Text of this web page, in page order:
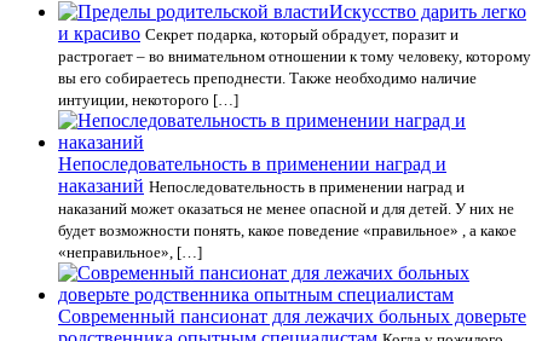
Искусство дарить легко
и красиво Секрет подарка, который обрадует, поразит и
растрогает – во внимательном отношении к тому человеку, которому
вы его собираетесь преподнести. Также необходимо наличие
интуиции, некоторого […]
Непоследовательность в применении наград и
наказаний Непоследовательность в применении наград и
наказаний может оказаться не менее опасной и для детей. У них не
будет возможности понять, какое поведение «правильное» , а какое
«неправильное», […]
Современный пансионат для лежачих больных доверьте